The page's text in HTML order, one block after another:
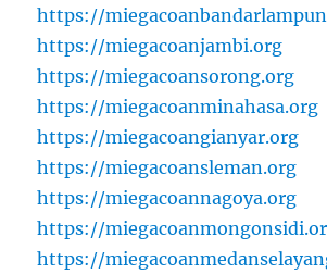
https://
https://miegacoanjambi.org
https://miegacoansorong.org
https://miegacoanminahasa.org
https://miegacoangianyar.org
https://miegacoansleman.org
https://miegacoannagoya.org
https://
https://